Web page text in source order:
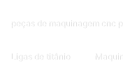
peças de maquinagem cnc
Ligas de titânio